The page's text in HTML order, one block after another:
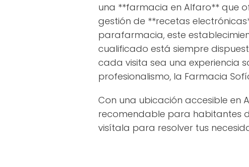
una **farmacia en Alfaro** que
gestión de **recetas
parafarmacia, este
cualificado está siempre
cada visita sea una experiencia
profesionalismo, la Farmacia
Con una ubicación accesible en
recomendable para habitantes
visítala para resolver tus